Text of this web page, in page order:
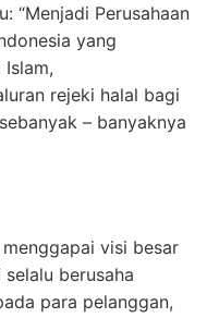
“Menjadi Perusahaan
yang
rejeki halal bagi
– banyaknya
visi besar
berusaha
para pelanggan,